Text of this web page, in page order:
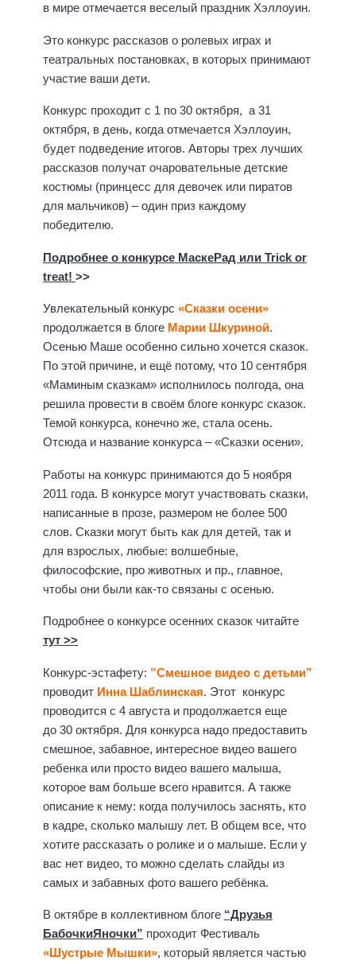
в мире отмечается веселый праздник Хэллоуин.
Это конкурс рассказов о ролевых играх и
театральных постановках, в которых принимают
участие ваши дети.
Конкурс проходит с 1 по 30 октября, а 31
октября, в день, когда отмечается Хэллоуин,
будет подведение итогов. Авторы трех лучших
рассказов получат очаровательные детские
костюмы (принцесс для девочек или пиратов
для мальчиков) – один приз каждому
победителю.
Подробнее о конкурсе МаскеРад или Trick or
treat! >>
Увлекательный конкурс «Сказки осени»
продолжается в блоге Марии Шкуриной.
Осенью Маше особенно сильно хочется сказок.
По этой причине, и ещё потому, что 10 сентября
«Маминым сказкам» исполнилось полгода, она
решила провести в своём блоге конкурс сказок.
Темой конкурса, конечно же, стала осень.
Отсюда и название конкурса – «Сказки осени».
Работы на конкурс принимаются до 5 ноября
2011 года. В конкурсе могут участвовать сказки,
написанные в прозе, размером не более 500
слов. Сказки могут быть как для детей, так и
для взрослых, любые: волшебные,
философские, про животных и пр., главное,
чтобы они были как-то связаны с осенью.
Подробнее о конкурсе осенних сказок читайте
тут >>
Конкурс-эстафету: ”Смешное видео с детьми”
проводит Инна Шаблинская. Этот конкурс
проводится с 4 августа и продолжается еще
до 30 октября. Для конкурса надо предоставить
смешное, забавное, интересное видео вашего
ребенка или просто видео вашего малыша,
которое вам больше всего нравится. А также
описание к нему: когда получилось заснять, кто
в кадре, сколько малышу лет. В общем все, что
хотите рассказать о ролике и о малыше. Если у
вас нет видео, то можно сделать слайды из
самых и забавных фото вашего ребёнка.
В октябре в коллективном блоге “Друзья
БабочкиЯночки” проходит Фестиваль
«Шустрые Мышки», который является частью